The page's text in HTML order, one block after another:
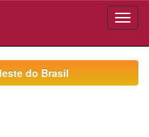
do Brasil